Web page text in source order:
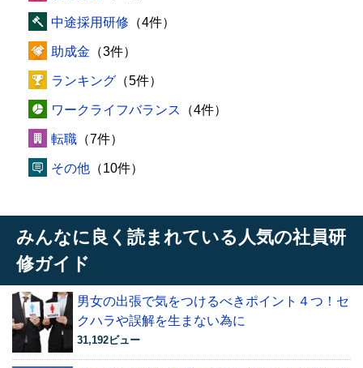
中途採用研修 （4件）
助成金 （3件）
ランキング （5件）
ワークライフバランス （4件）
転職 （7件）
その他 （10件）
みんなに良く読まれている人気の社員研
修ガイド
男女の出張で気をつけるべきポイント４つ！セ
クハラや誤解を生まない為に
31,192ビュー